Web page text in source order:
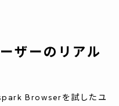
ザーのリアル
Browserを試したユ